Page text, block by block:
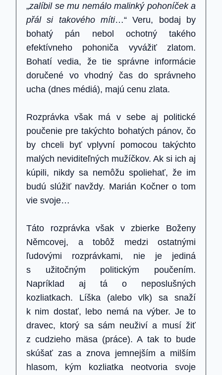
„zalíbil se mu nemálo malinký pohoníček a
přál si takového míti…“ Veru, bodaj by
bohatý pán nebol ochotný takého
efektívneho pohoniča vyvážiť zlatom.
Bohatí vedia, že tie správne informácie
doručené vo vhodný čas do správneho
ucha (dnes médiá), majú cenu zlata.
Rozprávka však má v sebe aj politické
poučenie pre takýchto bohatých pánov, čo
by chceli byť vplyvní pomocou takýchto
malých neviditeľných mužíčkov. Ak si ich aj
kúpili, nikdy sa nemôžu spoliehať, že im
budú slúžiť navždy. Marián Kočner o tom
vie svoje…
Táto rozprávka však v zbierke Boženy
Němcovej, a tobôž medzi ostatnými
ľudovými rozprávkami, nie je jediná
s užitočným politickým poučením.
Napríklad aj tá o neposlušných
kozliatkach. Líška (alebo vlk) sa snaží
k nim dostať, lebo nemá na výber. Je to
dravec, ktorý sa sám neuživí a musí žiť
z cudzieho mäsa (práce). A tak to bude
skúšať zas a znova jemnejším a milším
hlasom, kým kozliatka neotvoria svoje